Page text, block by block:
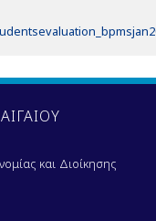
και Διοίκησης